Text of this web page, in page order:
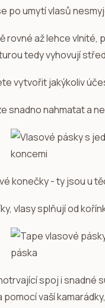
po umytí vlasů
rovné až lehce
tedy vyhovují
vytvořit jakýkoliv
snadno nahmatat a
konečky - ty jsou u
vlasy splňují od
spoj i
pomocí vaší